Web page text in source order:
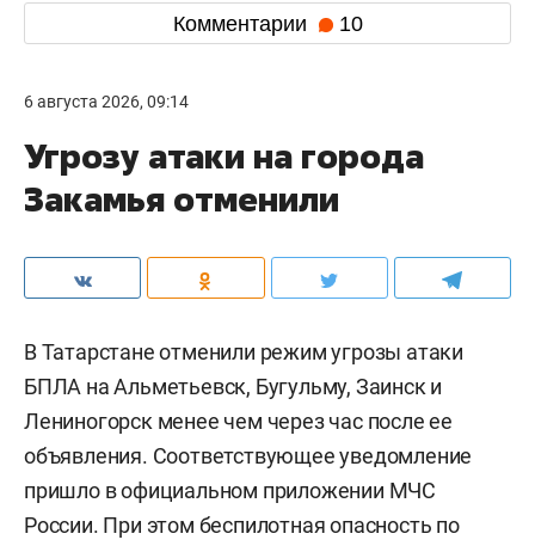
Комментарии 10
6 августа 2026, 09:14
Угрозу атаки на города
Закамья отменили
В Татарстане отменили режим угрозы атаки
БПЛА на Альметьевск, Бугульму, Заинск и
Лениногорск менее чем через час после ее
объявления. Соответствующее уведомление
пришло в официальном приложении МЧС
России. При этом беспилотная опасность по